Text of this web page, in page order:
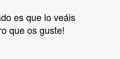
es que lo veáis
que os guste!